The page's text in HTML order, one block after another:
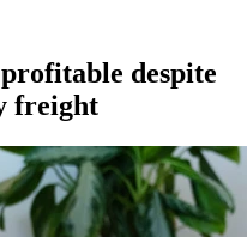
despite
freight